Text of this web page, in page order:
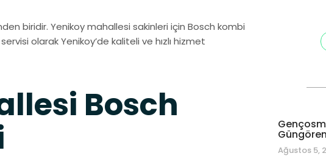
biridir. Yenikoy mahallesi sakinleri için Bosch kombi
olarak Yenikoy’de kaliteli ve hızlı hizmet
Bosch
Ağustos 5,